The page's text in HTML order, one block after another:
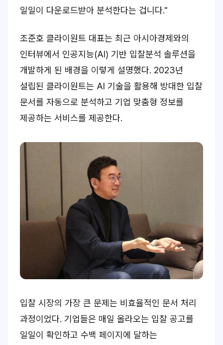
일일이 다운로드받아 분석한다는 겁니다."
조준호 클라이원트 대표는 최근 아시아경제와의
인터뷰에서 인공지능(AI) 기반 입찰분석 솔루션을
개발하게 된 배경을 이렇게 설명했다. 2023년
설립된 클라이원트는 AI 기술을 활용해 방대한 입찰
문서를 자동으로 분석하고 기업 맞춤형 정보를
제공하는 서비스를 제공한다.
입찰 시장의 가장 큰 문제는 비효율적인 문서 처리
과정이었다. 기업들은 매일 올라오는 입찰 공고를
일일이 확인하고 수백 페이지에 달하는